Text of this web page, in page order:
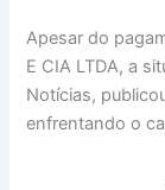
Apesar do
E CIA LTDA, a
Notícias,
enfrentando o